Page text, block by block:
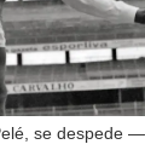
se despede